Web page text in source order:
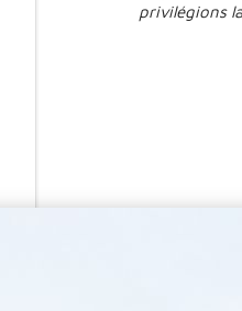
privilégions